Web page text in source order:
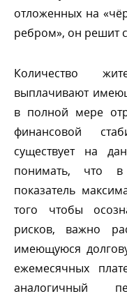
отложенных на
ребром», он решит
Количество
ыплачивают
полной мере
финансовой
существует на
понимать, что в
показатель
того чтобы
рисков, важно
имеющуюся
ежемесячных
аналогичный